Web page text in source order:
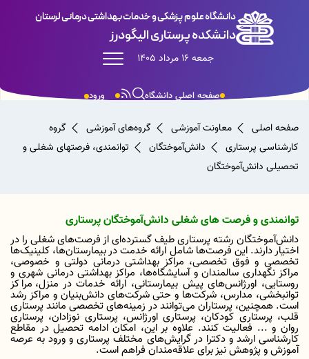
دانشگاه علوم پزشکی و خدمات بهداشتی درمانی لرستان
دانشکده پرستاری الیگودرز
جمعه 16 مرداد 1405
ورود صفحه اصلی دانشگاه
صفحه اصلی معاونت آموزشی گروه‌های آموزشی
گروه
کارشناسی پرستاری
دانش‌آموختگان
توانمندی، فرصت‎های شغلی و
تحصیلی دانش‌آموختگان
توانمندی و فرصت های شغلی دانش‌آموختگان پرستاری
دانش‌آموختگان رشته پرستاری طیف گسترده‌ای از فرصت‌های شغلی را در
اختیار دارند. این فرصت‌ها شامل ارائه خدمت در بیمارستان‌ها، کلینیک‌ها
تخصصی و فوق تخصصی، مراکز بهداشتی درمانی دولتی و خصوصی،
مراکز نگهداری سالمندان و آسایشگاه‌ها، مراکز بهداشتی درمانی شهری و
روستایی، اورژانس‌های پیش بیمارستانی، ارائه خدمات در منزل، مراکز
توانبخشی، مدارس، شرکت‌ها و حتی شرکت‌های دانش‌بنیان و مراکز رشد
است. همچنین، پرستاران می‌توانند در زمینه‌های تخصصی مانند پرستاری
قلب، پرستاری کودکان، پرستاری اورژانس، پرستاری نوزادان، پرستاری
روان و ... فعالیت کنند. علاوه بر این، امکان ادامه تحصیل در مقاطع
کارشناسی ارشد و دکترا در گرایش‌های مختلف پرستاری و ورود به عرصه
آموزش و پژوهش نیز برای علاقه‌مندان فراهم است.